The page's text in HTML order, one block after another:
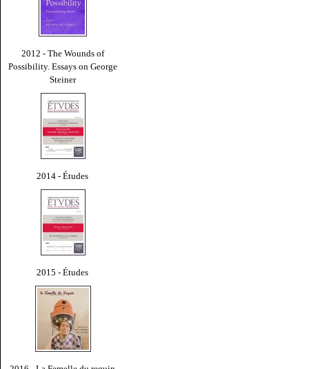
2012 - The Wounds of
Possibility. Essays on George
Steiner
2014 - Études
2015 - Études